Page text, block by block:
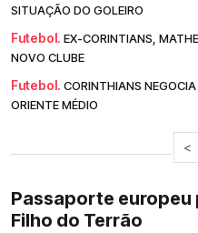
SITUAÇÃO DO GOLEIRO
Futebol. EX-CORINTIANS,
NOVO CLUBE
Futebol. CORINTHIANS
ORIENTE MÉDIO
<
Passaporte
Filho do Terrão